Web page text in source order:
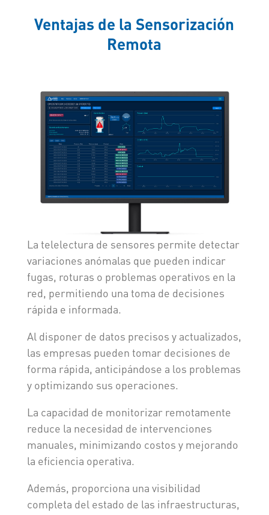
Ventajas de la Sensorización
Remota
La telelectura de sensores permite detectar
variaciones anómalas que pueden indicar
fugas, roturas o problemas operativos en la
red, permitiendo una toma de decisiones
rápida e informada.
Al disponer de datos precisos y actualizados,
las empresas pueden tomar decisiones de
forma rápida, anticipándose a los problemas
y optimizando sus operaciones.
La capacidad de monitorizar remotamente
reduce la necesidad de intervenciones
manuales, minimizando costos y mejorando
la eficiencia operativa.
Además, proporciona una visibilidad
completa del estado de las infraestructuras,